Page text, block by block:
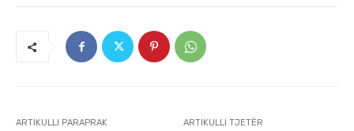
ARTIKULLI PARAPRAK ARTIKULLI TJETËR